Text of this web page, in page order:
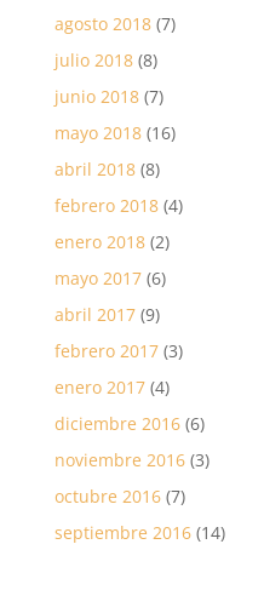
agosto 2018(7)
julio 2018(8)
junio 2018(7)
mayo 2018(16)
abril 2018(8)
febrero 2018(4)
enero 2018(2)
mayo 2017(6)
abril 2017(9)
febrero 2017(3)
enero 2017(4)
diciembre 2016(6)
noviembre 2016(3)
octubre 2016(7)
septiembre 2016(14)